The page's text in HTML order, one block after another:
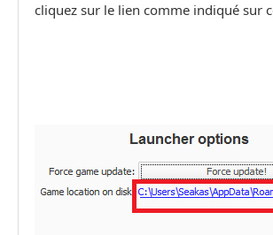
cliquez sur le lien comme indiqué sur